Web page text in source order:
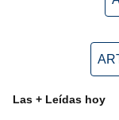
Las + Leídas hoy